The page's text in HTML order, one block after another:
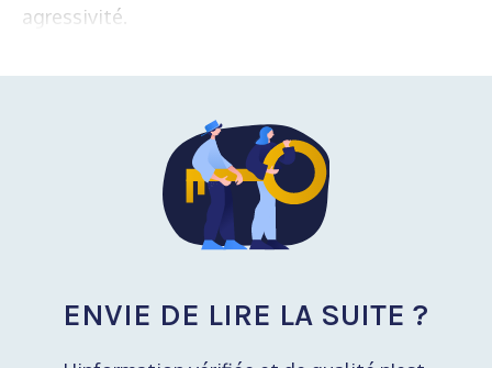
agressivité.
ENVIE DE LIRE LA SUITE ?